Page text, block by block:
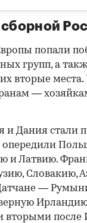
попали
групп, а
вторые места.
—
и Дания стали
опередили
и Латвию.
Словакию,
—
вторыми после